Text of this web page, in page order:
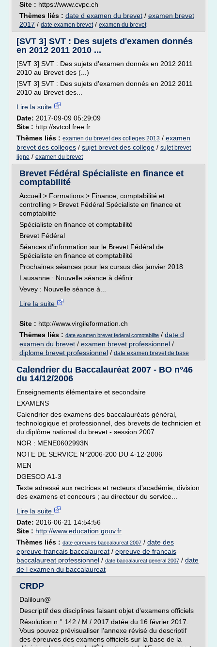
Site : https://www.cvpc.ch
Thèmes liés : date d examen du brevet / examen brevet
2017 / date examen brevet/ examen du brevet
[SVT 3] SVT : Des sujets d'examen donnés
en 2012 2011 2010 ...
[SVT 3] SVT : Des sujets d'examen donnés en 2012 2011
2010 au Brevet des (...)
[SVT 3] SVT : Des sujets d'examen donnés en 2012 2011
2010 au Brevet des...
Lire la suite
Date: 2017-09-09 05:29:09
Site : http://svtcol.free.fr
Thèmes liés : examen du brevet des colleges 2013 / examen
brevet des colleges / sujet brevet des college / sujet brevet
ligne / examen du brevet
Brevet Fédéral Spécialiste en finance et
comptabilité
Accueil > Formations > Finance, comptabilité et
controlling > Brevet Fédéral Spécialiste en finance et
comptabilité
Spécialiste en finance et comptabilité
Brevet Fédéral
Séances d'information sur le Brevet Fédéral de
Spécialiste en finance et comptabilité
Prochaines séances pour les cursus dès janvier 2018
Lausanne : Nouvelle séance à définir
Vevey : Nouvelle séance à...
Lire la suite
Site : http://www.virgileformation.ch
Thèmes liés : date examen brevet federal comptabilite / date d
examen du brevet / examen brevet professionnel /
diplome brevet professionnel / date examen brevet de base
Calendrier du Baccalauréat 2007 - BO n°46
du 14/12/2006
Enseignements élémentaire et secondaire
EXAMENS
Calendrier des examens des baccalauréats général,
technologique et professionnel, des brevets de technicien et
du diplôme national du brevet - session 2007
NOR : MENE0602993N
NOTE DE SERVICE N°2006-200 DU 4-12-2006
MEN
DGESCO A1-3
Texte adressé aux rectrices et recteurs d'académie, division
des examens et concours ; au directeur du service...
Lire la suite
Date: 2016-06-21 14:54:56
Site : http://www.education.gouv.fr
Thèmes liés : date epreuves baccalaureat 2007 / date des
epreuve francais baccalaureat / epreuve de francais
baccalaureat professionnel / date baccalaureat general 2007 / date
de l examen du baccalaureat
CRDP
Daliloun@
Descriptif des disciplines faisant objet d'examens officiels
Résolution n ° 142 / M / 2017 datée du 16 février 2017:
Vous pouvez prévisualiser l'annexe révisé du descriptif
des épreuves des examens officiels sur la base de la